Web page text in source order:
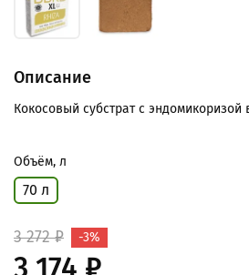
Объём, л
70 л
Описание
Кокосовый субстрат с эндомикоризой
3 272 ₽
3 174 ₽
-3%